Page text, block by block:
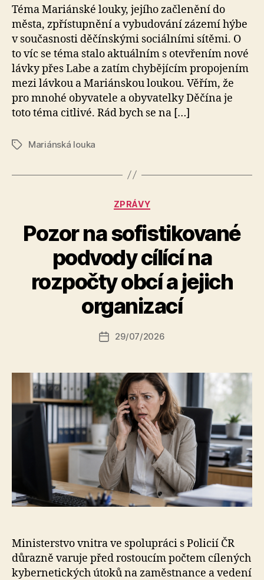
Téma Mariánské louky, jejího začlenění do
města, zpřístupnění a vybudování zázemí hýbe
v současnosti děčínskými sociálními sítěmi. O
to víc se téma stalo aktuálním s otevřením nové
lávky přes Labe a zatím chybějícím propojením
mezi lávkou a Mariánskou loukou. Věřím, že
pro mnohé obyvatele a obyvatelky Děčína je
toto téma citlivé. Rád bych se na […]
ŠtítkyMariánská louka
Rubriky
ZPRÁVY
Pozor na sofistikované
podvody cílící na
rozpočty obcí a jejich
organizací
Autor
u
o
a
s
o
Datum
29/07/2026
Ministerstvo vnitra ve spolupráci s Policií ČR
důrazně varuje před rostoucím počtem cílených
kybernetických útoků na zaměstnance a vedení